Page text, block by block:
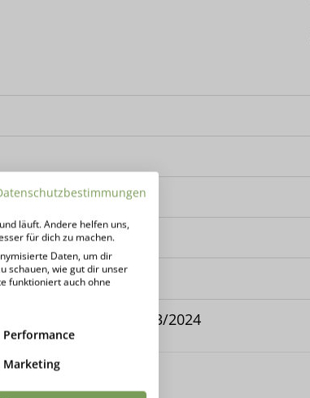
Kakaokrise seit 2023/2024
…
läuft. Andere helfen uns,
für dich zu machen.
Daten, um dir
schauen, wie gut dir unser
funktioniert auch ohne
Performance
Marketing